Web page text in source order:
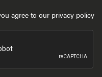
agree to our privacy policy